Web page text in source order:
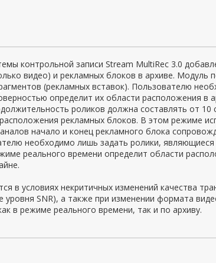
контрольной записи Stream MultiRec 3.0
видео) и рекламных блоков в архиве. Модуль
(рекламных вставок). Пользователю
определит их области расположения в
роликов должна составлять от 10
рекламных блоков. В этом режиме
начало и конец рекламного блока
необходимо лишь задать ролики,
реального времени определит области
в условиях некритичных изменений качества
SNR), а также при изменении формата
в режиме реального времени, так и по архиву.